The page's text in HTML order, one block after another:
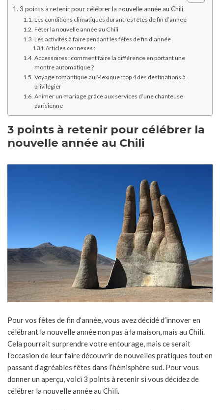
3 points à retenir pour célébrer la nouvelle année au Chili
Les conditions climatiques durant les fêtes de fin d’année
Fêter la nouvelle année au Chili
Les activités à faire pendant les fêtes de fin d’année
Articles connexes :
Accessoires : comment faire la différence en portant une
montre automatique ?
Voyage romantique au Mexique : top 4 des destinations à
privilégier
Animer un mariage grâce aux services d’une chanteuse
parisienne
3 points à retenir pour célébrer la
nouvelle année au Chili
Pour vos fêtes de fin d’année, vous avez décidé d’innover en
célébrant la nouvelle année non pas à la maison, mais au Chili.
Cela pourrait surprendre votre entourage, mais ce serait
l’occasion de leur faire découvrir de nouvelles pratiques tout en
passant d’agréables fêtes dans l’hémisphère sud. Pour vous
donner un aperçu, voici 3 points à retenir si vous décidez de
célébrer la nouvelle année au Chili.